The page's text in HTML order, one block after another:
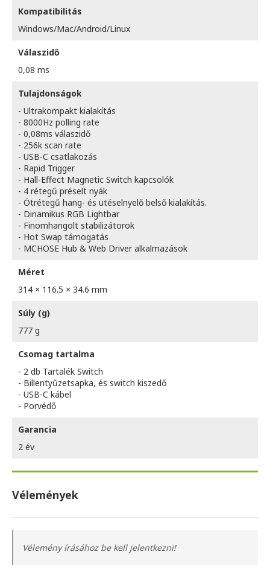
Kompatibilitás
Windows/Mac/Android/Linux
Válaszidő
0,08 ms
Tulajdonságok
- Ultrakompakt kialakítás
- 8000Hz polling rate
- 0,08ms válaszidő
- 256k scan rate
- USB-C csatlakozás
- Rapid Trigger
- Hall-Effect Magnetic Switch kapcsolók
- 4 rétegű préselt nyák
- Ötrétegű hang- és ütéselnyelő belső kialakítás.
- Dinamikus RGB Lightbar
- Finomhangolt stabilizátorok
- Hot Swap támogatás
- MCHOSE Hub & Web Driver alkalmazások
Méret
314 × 116.5 × 34.6 mm
Súly (g)
777 g
Csomag tartalma
- 2 db Tartalék Switch
- Billentyűzetsapka, és switch kiszedő
- USB-C kábel
- Porvédő
Garancia
2 év
Vélemények
Vélemény írásához be kell jelentkezni!